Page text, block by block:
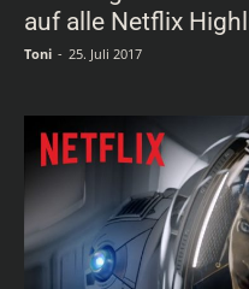
auf alle Netflix
Toni - 25. Juli 2017